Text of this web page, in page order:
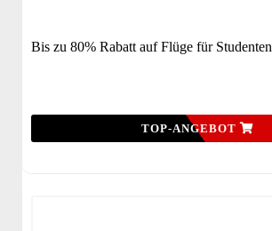
Bis zu 80% Rabatt auf Flüge für Studenten
TOP-ANGEBOT